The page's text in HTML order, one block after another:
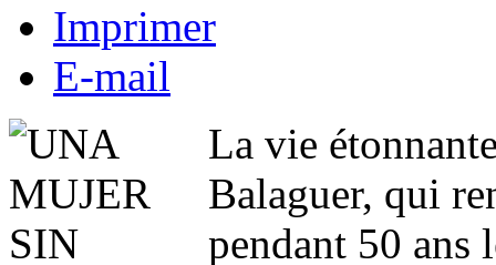
Imprimer
E-mail
La vie
Balaguer, qui
pendant 50 ans